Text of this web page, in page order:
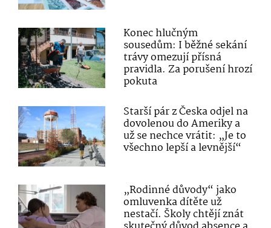
Konec hlučným
sousedům: I běžné sekání
trávy omezují přísná
pravidla. Za porušení hrozí
pokuta
Starší pár z Česka odjel na
dovolenou do Ameriky a
už se nechce vrátit: „Je to
všechno lepší a levnější“
„Rodinné důvody“ jako
omluvenka dítěte už
nestačí. Školy chtějí znát